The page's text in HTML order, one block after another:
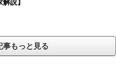
説】
事もっと見る